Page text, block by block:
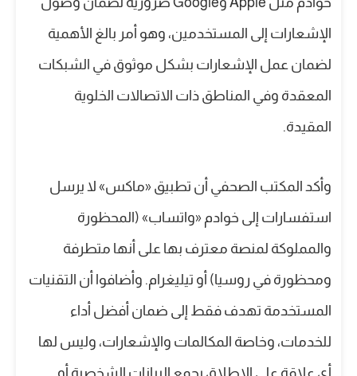
الإشعارات إلى المستخدمين، وهو أمر بالغ الأهمية
لضمان عمل الإشعارات بشكل موثوق في الشبكات
المعقدة وفي المناطق ذات الاتصالات الخلوية
المقيدة.
وأكد المكتب الصحفي أن تطبيق «ماكس» لا يرسل
استفسارات إلى خوادم «واتساب» (المحظورة
والمملوكة لمنصة معترف بها على أنها متطرفة
ومحظورة في روسيا) أو تيليغرام. وأضافوا أن التقنيات
المستخدمة تهدف فقط إلى ضمان أفضل أداء
للخدمات، وخاصة المكالمات والإشعارات، وليس لها
أي علاقة على الإطلاق بجمع البيانات الشخصية أو